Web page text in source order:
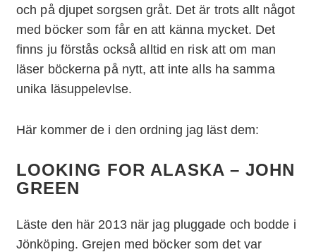
och på djupet sorgsen gråt. Det är trots allt något
med böcker som får en att känna mycket. Det
finns ju förstås också alltid en risk att om man
läser böckerna på nytt, att inte alls ha samma
unika läsuppelevlse.
Här kommer de i den ordning jag läst dem:
LOOKING FOR ALASKA – JOHN
GREEN
Läste den här 2013 när jag pluggade och bodde i
Jönköping. Grejen med böcker som det var